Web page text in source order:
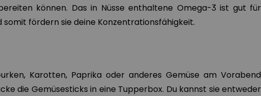
können. Das in Nüsse enthaltene Omega-3 ist gut für
somit fördern sie deine Konzentrationsfähigkeit.
Karotten, Paprika oder anderes Gemüse am Vorabend
die Gemüsesticks in eine Tupperbox. Du kannst sie entweder